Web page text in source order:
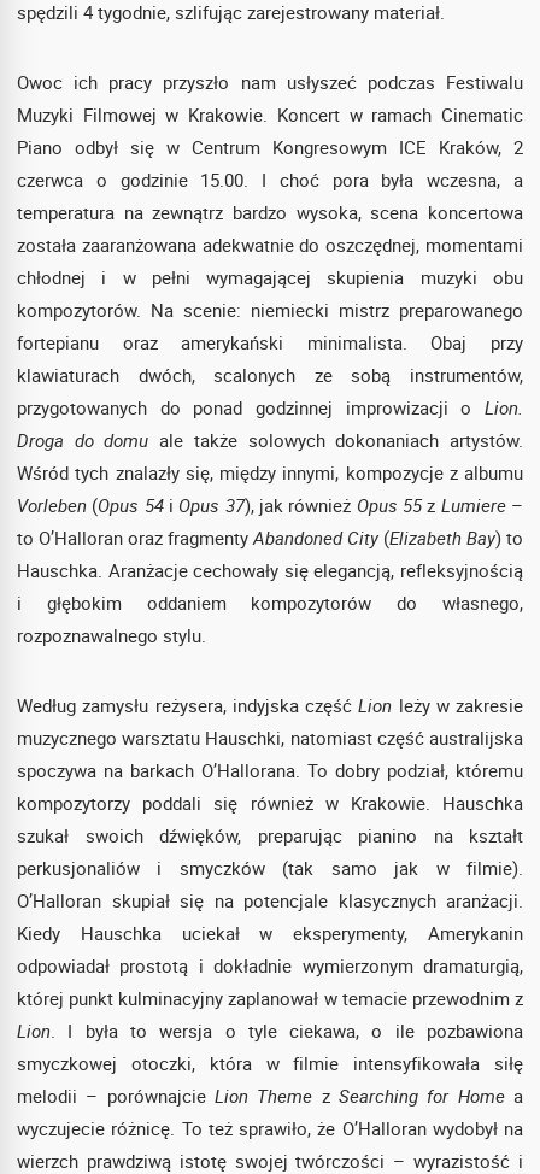
spędzili 4 tygodnie, szlifując zarejestrowany materiał.
Owoc ich pracy przyszło nam usłyszeć podczas Festiwalu
Muzyki Filmowej w Krakowie. Koncert w ramach Cinematic
Piano odbył się w Centrum Kongresowym ICE Kraków, 2
czerwca o godzinie 15.00. I choć pora była wczesna, a
temperatura na zewnątrz bardzo wysoka, scena koncertowa
została zaaranżowana adekwatnie do oszczędnej, momentami
chłodnej i w pełni wymagającej skupienia muzyki obu
kompozytorów. Na scenie: niemiecki mistrz preparowanego
fortepianu oraz amerykański minimalista. Obaj przy
klawiaturach dwóch, scalonych ze sobą instrumentów,
przygotowanych do ponad godzinnej improwizacji o Lion.
Droga do domu ale także solowych dokonaniach artystów.
Wśród tych znalazły się, między innymi, kompozycje z albumu
Vorleben (Opus 54i Opus 37), jak również Opus 55z Lumiere–
to O’Halloran oraz fragmentyAbandoned City(Elizabeth Bay) to
Hauschka. Aranżacje cechowały się elegancją, refleksyjnością
i głębokim oddaniem kompozytorów do własnego,
rozpoznawalnego stylu.
Według zamysłu reżysera, indyjska częśćLion leży w zakresie
muzycznego warsztatu Hauschki, natomiast część australijska
spoczywa na barkach O’Hallorana. To dobry podział, któremu
kompozytorzy poddali się również w Krakowie. Hauschka
szukał swoich dźwięków, preparując pianino na kształt
perkusjonaliów i smyczków (tak samo jak w filmie).
O’Halloran skupiał się na potencjale klasycznych aranżacji.
Kiedy Hauschka uciekał w eksperymenty, Amerykanin
odpowiadał prostotą i dokładnie wymierzonym dramaturgią,
której punkt kulminacyjny zaplanował w temacie przewodnim z
Lion . I była to wersja o tyle ciekawa, o ile pozbawiona
smyczkowej otoczki, która w filmie intensyfikowała siłę
melodii – porównajcie Lion Theme zSearching for Homea
wyczujecie różnicę. To też sprawiło, że O’Halloran wydobył na
wierzch prawdziwą istotę swojej twórczości – wyrazistość i